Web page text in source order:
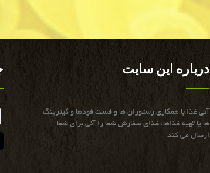
درباره این سایت
آنی غذا با همكاری رستوران ها و فست فودها و كیترینگ
ها یا تهیه غذاها، غذای سفارش شما را آنی برای شما
ارسال می كند.